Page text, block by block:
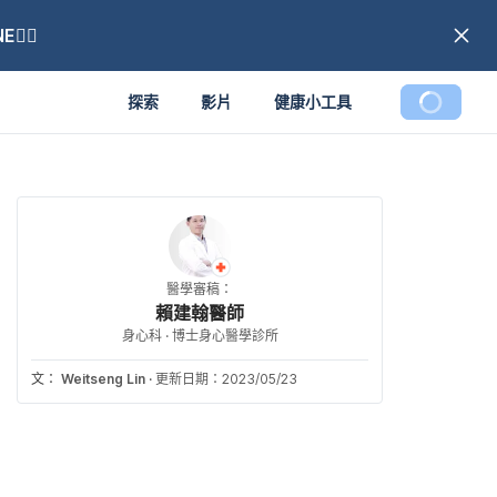
探索 影片 健康小工具
醫學審稿：
賴建翰醫師
身心科 · 博士身心醫學診所
文： Weitseng Lin · 更新日期：2023/05/23